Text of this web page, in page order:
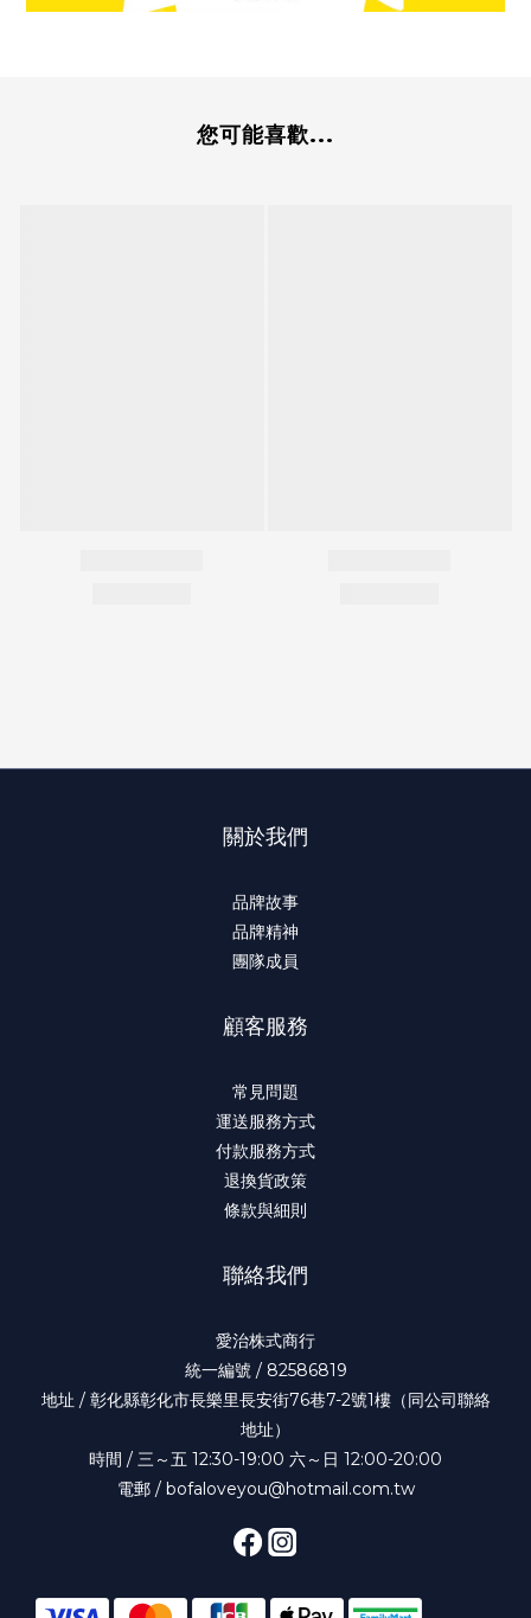
您可能喜歡...
關於我們
品牌故事
品牌精神
團隊成員
顧客服務
常見問題
運送服務方式
付款服務方式
退換貨政策
條款與細則
聯絡我們
愛治株式商行
統一編號 / 82586819
地址 / 彰化縣彰化市長樂里長安街76巷7-2號1樓（同公司聯絡
地址）
時間 / 三～五 12:30-19:00 六～日 12:00-20:00
電郵 / bofaloveyou@hotmail.com.tw